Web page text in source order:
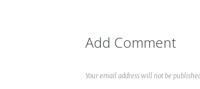
Add Comment
Your email address will not be